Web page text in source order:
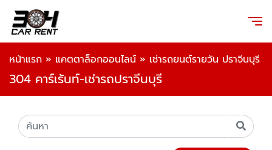
หน้าแรก » แคตตาล็อกออนไลน์ » เช่ารถยนต์รายวัน ปราจีนบุรี
304 คาร์เร้นท์-เช่ารถปราจีนบุรี